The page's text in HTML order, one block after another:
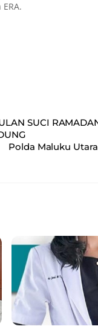
SUCI
Polda Maluku